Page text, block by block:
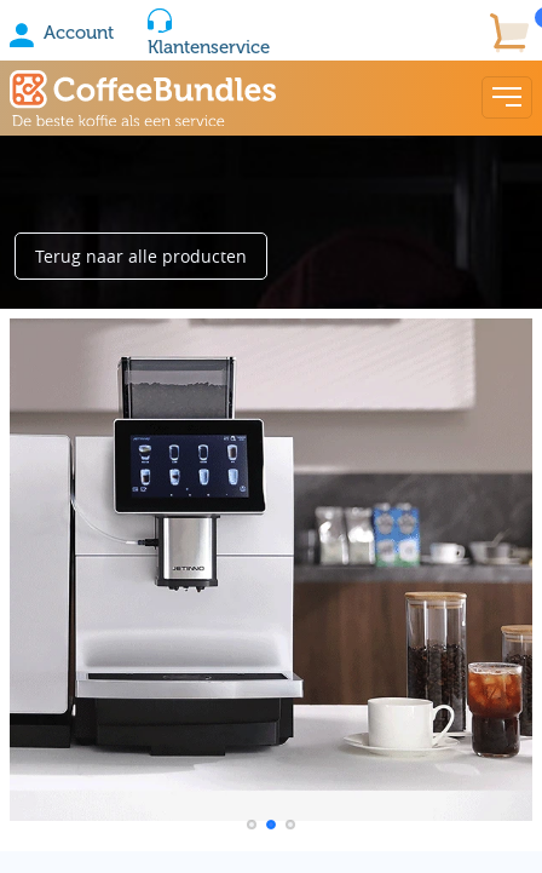
Account
Klantenservice
Terug naar alle producten